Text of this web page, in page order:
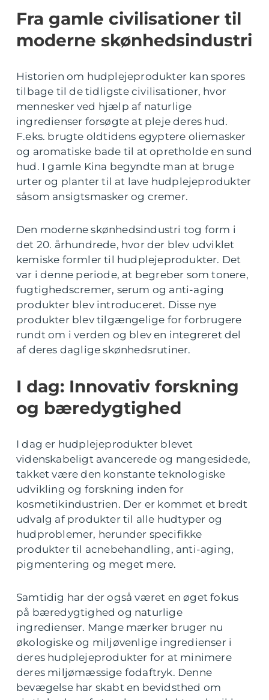
Fra gamle civilisationer til
moderne skønhedsindustri
Historien om hudplejeprodukter kan spores
tilbage til de tidligste civilisationer, hvor
mennesker ved hjælp af naturlige
ingredienser forsøgte at pleje deres hud.
F.eks. brugte oldtidens egyptere oliemasker
og aromatiske bade til at opretholde en sund
hud. I gamle Kina begyndte man at bruge
urter og planter til at lave hudplejeprodukter
såsom ansigtsmasker og cremer.
Den moderne skønhedsindustri tog form i
det 20. århundrede, hvor der blev udviklet
kemiske formler til hudplejeprodukter. Det
var i denne periode, at begreber som tonere,
fugtighedscremer, serum og anti-aging
produkter blev introduceret. Disse nye
produkter blev tilgængelige for forbrugere
rundt om i verden og blev en integreret del
af deres daglige skønhedsrutiner.
I dag: Innovativ forskning
og bæredygtighed
I dag er hudplejeprodukter blevet
videnskabeligt avancerede og mangesidede,
takket være den konstante teknologiske
udvikling og forskning inden for
kosmetikindustrien. Der er kommet et bredt
udvalg af produkter til alle hudtyper og
hudproblemer, herunder specifikke
produkter til acnebehandling, anti-aging,
pigmentering og meget mere.
Samtidig har der også været en øget fokus
på bæredygtighed og naturlige
ingredienser. Mange mærker bruger nu
økologiske og miljøvenlige ingredienser i
deres hudplejeprodukter for at minimere
deres miljømæssige fodaftryk. Denne
bevægelse har skabt en bevidsthed om